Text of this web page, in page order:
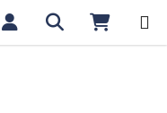
Hledat